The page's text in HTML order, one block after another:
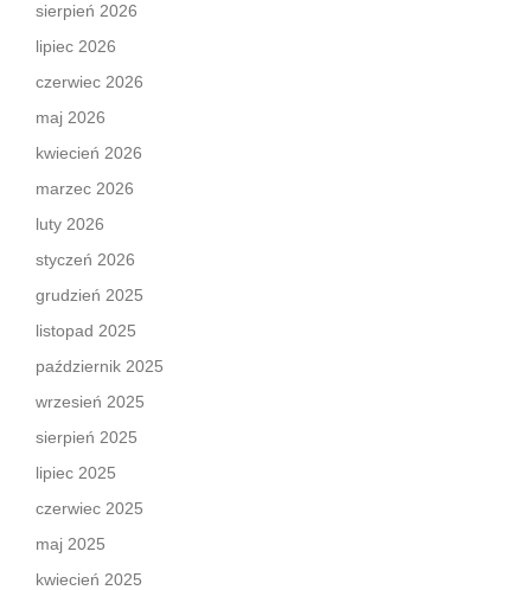
sierpień 2026
lipiec 2026
czerwiec 2026
maj 2026
kwiecień 2026
marzec 2026
luty 2026
styczeń 2026
grudzień 2025
listopad 2025
październik 2025
wrzesień 2025
sierpień 2025
lipiec 2025
czerwiec 2025
maj 2025
kwiecień 2025